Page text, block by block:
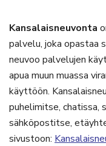
Kansalaisneuvonta
palvelu, joka opastaa
neuvoo palvelujen
apua muun muassa
käyttöön.
puhelimitse, chatissa,
sähköpostitse,
sivustoon: